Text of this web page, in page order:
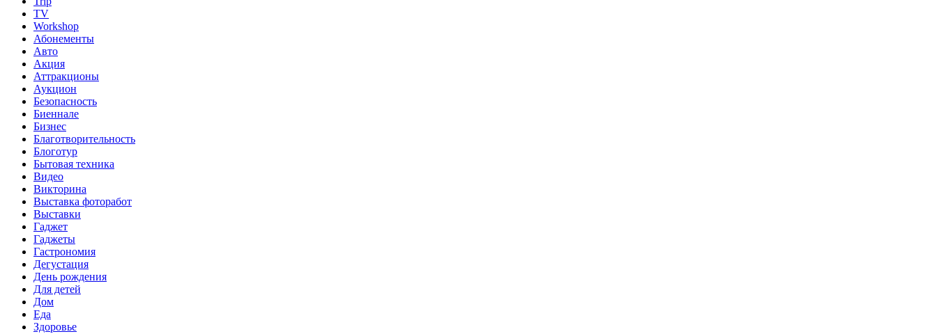
TV
Workshop
Абонементы
Авто
Акция
Аттракционы
Аукцион
Безопасность
Биеннале
Бизнес
Благотворительность
Блоготур
Бытовая техника
Видео
Викторина
Выставка фоторабот
Выставки
Гаджет
Гаджеты
Гастрономия
Дегустация
День рождения
Для детей
Дом
Еда
Здоровье